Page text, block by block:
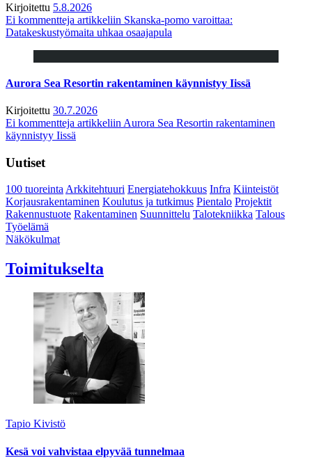
Kirjoitettu 5.8.2026
Ei kommentteja artikkeliin Skanska-pomo varoittaa:
Datakeskustyömaita uhkaa osaajapula
Aurora Sea Resortin rakentaminen käynnistyy Iissä
Kirjoitettu 30.7.2026
Ei kommentteja artikkeliin Aurora Sea Resortin rakentaminen
käynnistyy Iissä
Uutiset
100 tuoreintaArkkitehtuuri Energiatehokkuus Infra Kiinteistöt
Korjausrakentaminen Koulutus ja tutkimus Pientalo Projektit
Rakennustuote Rakentaminen Suunnittelu Talotekniikka Talous
Työelämä
Näkökulmat
Toimitukselta
Tapio Kivistö
Kesä voi vahvistaa elpyvää tunnelmaa